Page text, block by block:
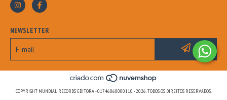
NEWSLETTER
COPYRIGHT MUNDIAL RECORDS EDITORA - 01746060000110 - 2026. TODOS OS DIREITOS RESERVADOS.